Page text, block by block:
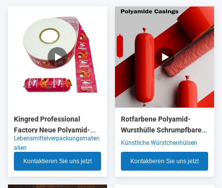
Kingred Professional
Factory Neue Polyamid-
Wurstgehäuse Kunststoff
für Lebensmittel OEM
Lebensmittelverpackungsmateri
alien
Kontaktieren Sie uns jetzt
Rotfarbene Polyamid-
Wursthülle Schrumpfbare
Nylonhülle mit 5 Schichten
Co-Extrusion für
Fleischwurstverpackungen
Künstliche Würstchenhülsen
Kontaktieren Sie uns jetzt